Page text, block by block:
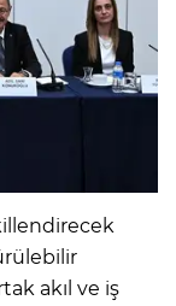
akıl ve iş